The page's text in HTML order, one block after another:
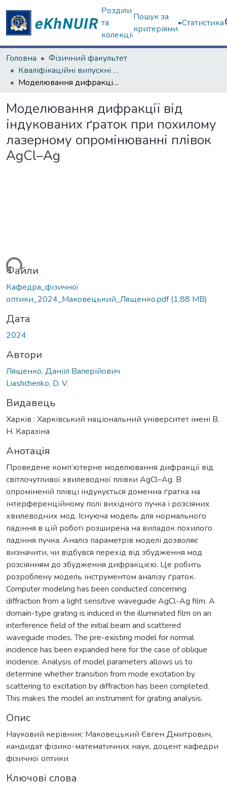
Розділи
та
колекції
Пошук за
критеріями
Статистика
Головна
Фізичний факультет
Кваліфікаційні випускні роботи бакалаврів. Фізичний факультет
Моделювання дифракції від індукованих ґраток при похилому лазерному опромінюванні плівок AgCl–Ag
Моделювання дифракції від
індукованих ґраток при похилому
лазерному опромінюванні плівок
AgCl–Ag
Файли
Кафедра_фізичної
оптики_2024_Маковецький_Лященко.pdf(1,88 MB)
Дата
2024
Автори
Лященко, Данііл Валерійович
Liashchenko, D. V.
Видавець
Харків : Харківський національний університет імені В.
Н. Каразіна
Анотація
Проведене комп’ютерне моделювання дифракції від
світлочутливої хвилеводної плівки AgCl–Ag. В
опроміненій плівці індукується доменна ґратка на
інтерференційному полі вихідного пучка і розсіяних
хвилеводних мод. Існуюча модель для нормального
падіння в цій роботі розширена на випадок похилого
падіння пучка. Аналіз параметрів моделі дозволяє
визначити, чи відбувся перехід від збудження мод
розсіянням до збудження дифракцією. Це робить
розроблену модель інструментом аналізу ґраток.
Computer modeling has been conducted concerning
diffraction from a light sensitive waveguide AgCl-Ag film. A
domain-type grating is induced in the illuminated film on an
interference field of the initial beam and scattered
waveguide modes. The pre-existing model for normal
incidence has been expanded here for the case of oblique
incidence. Analysis of model parameters allows us to
determine whether transition from mode excitation by
scattering to excitation by diffraction has been completed.
This makes the model an instrument for grating analysis.
Опис
Науковий керівник: Маковецький Євген Дмитрович,
кандидат фізико-математичних наук, доцент кафедри
фiзичної оптики
Ключові слова